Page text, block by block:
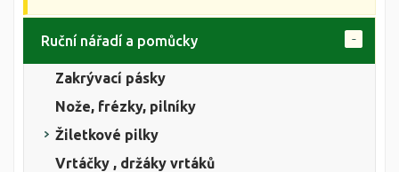
Ruční nářadí a pomůcky
Zakrývací pásky
Nože, frézky, pilníky
Žiletkové pilky
Vrtáčky , držáky vrtáků